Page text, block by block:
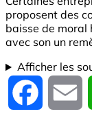
proposent des
baisse de moral
avec son un
Afficher les
Facebook